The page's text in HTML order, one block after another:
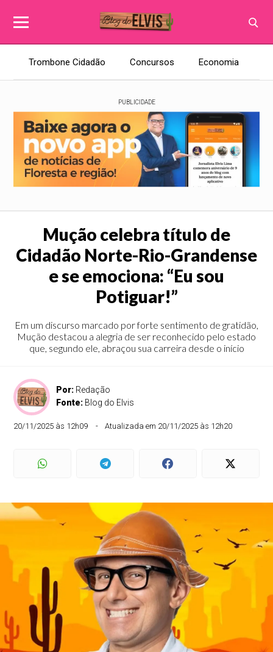
Trombone Cidadão Concursos Economia
PUBLICIDADE
Mução celebra título de
Cidadão Norte-Rio-Grandense
e se emociona: “Eu sou
Potiguar!”
Em um discurso marcado por forte sentimento de gratidão,
Mução destacou a alegria de ser reconhecido pelo estado
que, segundo ele, abraçou sua carreira desde o início
Por: Redação
Fonte: Blog do Elvis
20/11/2025 às 12h09 Atualizada em 20/11/2025 às 12h20